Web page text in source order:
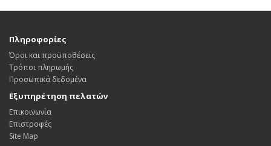
Πληροφορίες
Όροι και προϋποθέσεις
Τρόποι πληρωμής
Προσωπικά δεδομένα
Εξυπηρέτηση πελατών
Επικοινωνία
Επιστροφές
Site Map